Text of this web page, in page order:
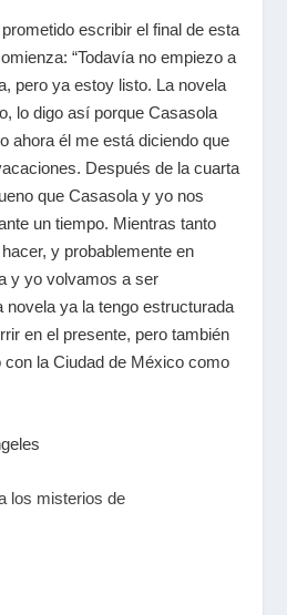
escribir el final de esta
“Todavía no empiezo a
pero ya estoy listo. La novela
lo digo así porque Casasola
ahora él me está diciendo que
Después de la cuarta
que Casasola y yo nos
un tiempo. Mientras tanto
y probablemente en
y yo volvamos a ser
ya la tengo estructurada
en el presente, pero también
con la Ciudad de México como
los misterios de